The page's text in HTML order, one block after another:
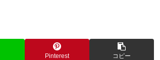
Pinterest コピー